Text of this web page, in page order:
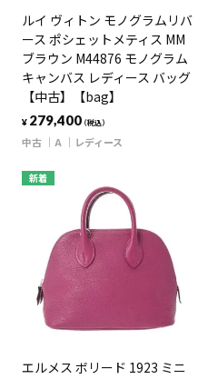
ルイ ヴィトン モノグラムリバ
ース ポシェットメティス MM
ブラウン M44876 モノグラム
キャンバス レディース バッグ
【中古】【bag】
¥ 279,400（税込）
中古 A レディース
新着
エルメス ボリード 1923 ミニ